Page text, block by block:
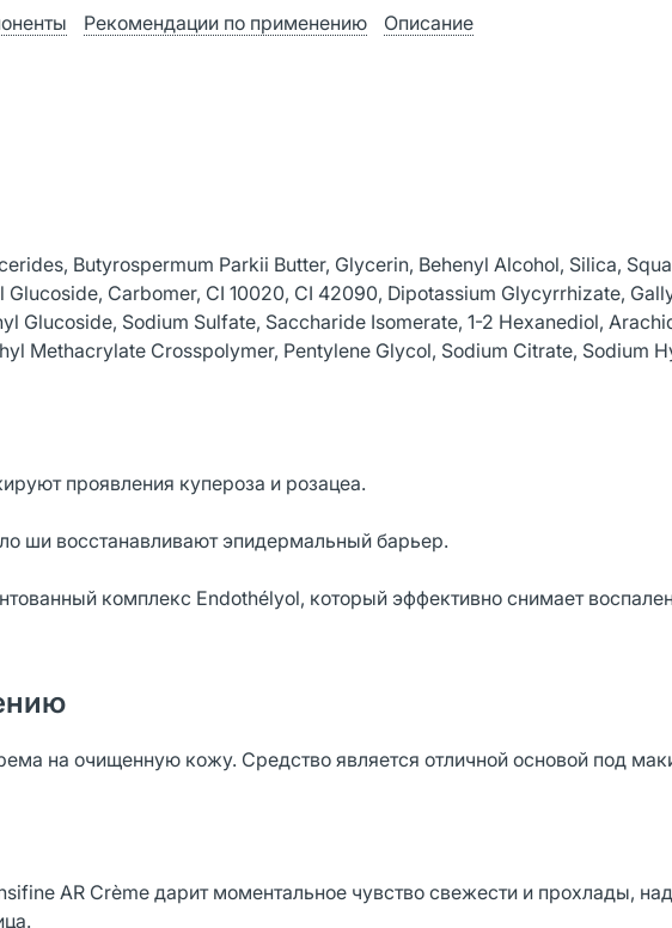
Рекомендации по применению Описание
Butyrospermum Parkii Butter, Glycerin, Behenyl Alcohol, Silica,
Carbomer, CI 10020, CI 42090, Dipotassium Glycyrrhizate,
Glucoside, Sodium Sulfate, Saccharide Isomerate, 1-2 Hexanediol,
Methacrylate Crosspolymer, Pentylene Glycol, Sodium Citrate, Sodium
проявления купероза и розацеа.
ши восстанавливают эпидермальный барьер.
комплекс Endothélyol, который эффективно снимает
на очищенную кожу. Средство является отличной основой под
AR Crème дарит моментальное чувство свежести и прохлады,